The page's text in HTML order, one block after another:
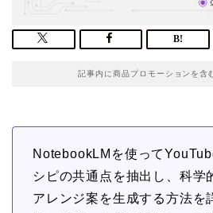
記事内に商品プロモーションを含
NotebookLMを使って
シピの共通点を抽出し、科学
アレンジ案を生成する方法を